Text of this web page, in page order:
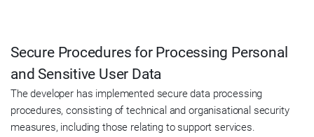
Secure Procedures for Processing Personal
and Sensitive User Data
The developer has implemented secure data processing
procedures, consisting of technical and organisational security
measures, including those relating to support services.